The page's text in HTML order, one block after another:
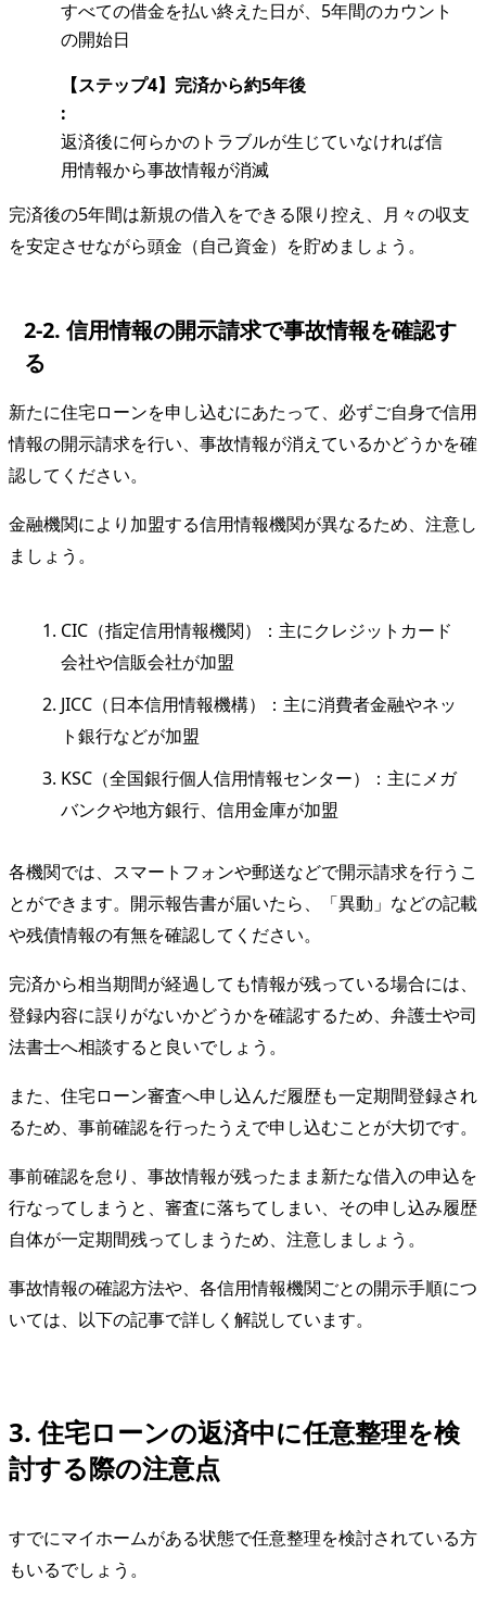
すべての借金を払い終えた日が、5年間のカウント
の開始日
【ステップ4】完済から約5年後
:
返済後に何らかのトラブルが生じていなければ信
用情報から事故情報が消滅
完済後の5年間は新規の借入をできる限り控え、月々の収支
を安定させながら頭金（自己資金）を貯めましょう。
2-2. 信用情報の開示請求で事故情報を確認す
る
新たに住宅ローンを申し込むにあたって、必ずご自身で信用
情報の開示請求を行い、事故情報が消えているかどうかを確
認してください。
金融機関により加盟する信用情報機関が異なるため、注意し
ましょう。
CIC（指定信用情報機関）：主にクレジットカード
会社や信販会社が加盟
JICC（日本信用情報機構）：主に消費者金融やネッ
ト銀行などが加盟
KSC（全国銀行個人信用情報センター）：主にメガ
バンクや地方銀行、信用金庫が加盟
各機関では、スマートフォンや郵送などで開示請求を行うこ
とができます。開示報告書が届いたら、「異動」などの記載
や残債情報の有無を確認してください。
完済から相当期間が経過しても情報が残っている場合には、
登録内容に誤りがないかどうかを確認するため、弁護士や司
法書士へ相談すると良いでしょう。
また、住宅ローン審査へ申し込んだ履歴も一定期間登録され
るため、事前確認を行ったうえで申し込むことが大切です。
事前確認を怠り、事故情報が残ったまま新たな借入の申込を
行なってしまうと、審査に落ちてしまい、その申し込み履歴
自体が一定期間残ってしまうため、注意しましょう。
事故情報の確認方法や、各信用情報機関ごとの開示手順につ
いては、以下の記事で詳しく解説しています。
3. 住宅ローンの返済中に任意整理を検
討する際の注意点
すでにマイホームがある状態で任意整理を検討されている方
もいるでしょう。